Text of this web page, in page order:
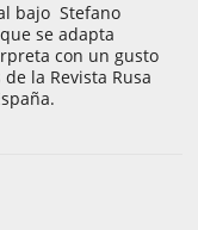
bajo Stefano
se adapta
con un gusto
la Revista Rusa